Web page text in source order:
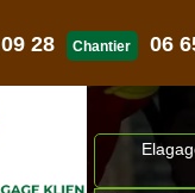
28 Chantier 06